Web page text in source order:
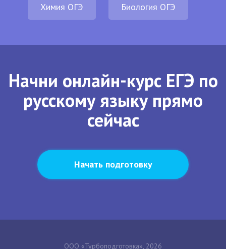
Химия ОГЭ Биология ОГЭ
Начни онлайн-курс ЕГЭ по
русскому языку прямо
сейчас
Начать подготовку
ООО «Турбоподготовка», 2026